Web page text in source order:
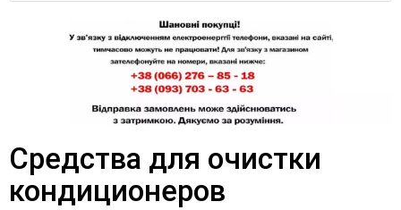
Средства для очистки
кондиционеров